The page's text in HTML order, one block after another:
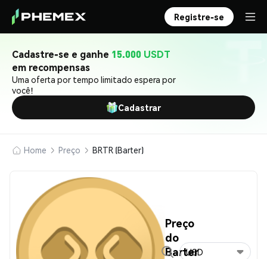
Registre-se
Cadastre-se e ganhe 15.000 USDT
em recompensas
Uma oferta por tempo limitado espera por
você!
Cadastrar
Home Preço BRTR (Barter)
Preço
do
Barter
USD